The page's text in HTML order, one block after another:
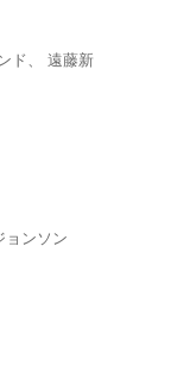
ド、 遠藤新
ンソン